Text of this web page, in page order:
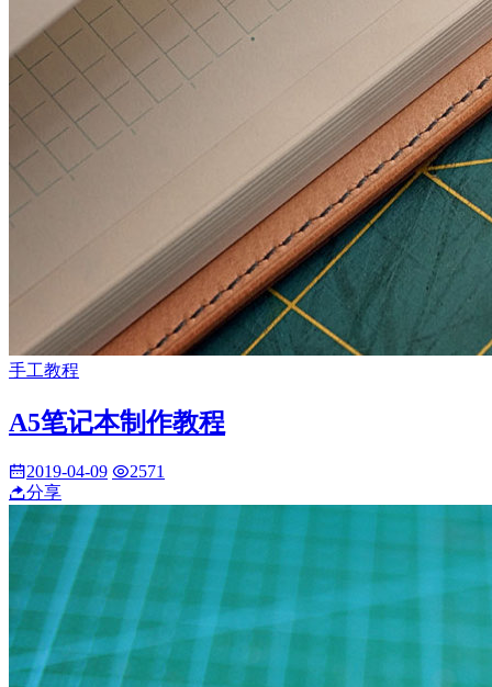
手工教程
A5笔记本制作教程
2019-04-09
2571
分享